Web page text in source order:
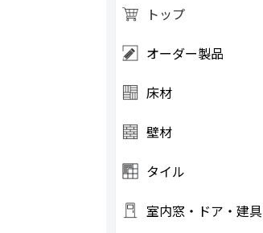
トップ
オーダー製品
床材
壁材
タイル
室内窓・ドア・建具